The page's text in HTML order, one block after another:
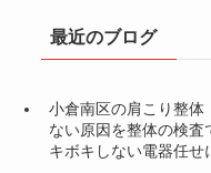
最近のブログ
小倉南区の肩こり整体
ない原因を整体の検査
キボキしない電器任せ